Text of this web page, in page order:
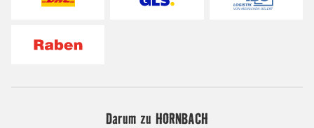
Darum zu HORNBACH